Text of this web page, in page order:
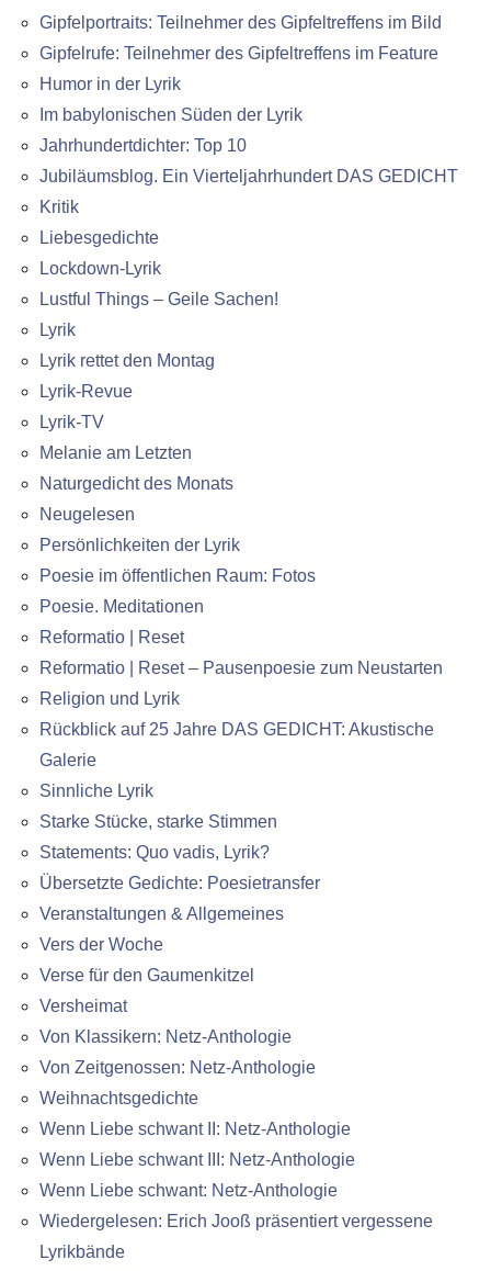
Gipfelportraits: Teilnehmer des Gipfeltreffens im Bild
Gipfelrufe: Teilnehmer des Gipfeltreffens im Feature
Humor in der Lyrik
Im babylonischen Süden der Lyrik
Jahrhundertdichter: Top 10
Jubiläumsblog. Ein Vierteljahrhundert DAS GEDICHT
Kritik
Liebesgedichte
Lockdown-Lyrik
Lustful Things – Geile Sachen!
Lyrik
Lyrik rettet den Montag
Lyrik-Revue
Lyrik-TV
Melanie am Letzten
Naturgedicht des Monats
Neugelesen
Persönlichkeiten der Lyrik
Poesie im öffentlichen Raum: Fotos
Poesie. Meditationen
Reformatio | Reset
Reformatio | Reset – Pausenpoesie zum Neustarten
Religion und Lyrik
Rückblick auf 25 Jahre DAS GEDICHT: Akustische
Galerie
Sinnliche Lyrik
Starke Stücke, starke Stimmen
Statements: Quo vadis, Lyrik?
Übersetzte Gedichte: Poesietransfer
Veranstaltungen & Allgemeines
Vers der Woche
Verse für den Gaumenkitzel
Versheimat
Von Klassikern: Netz-Anthologie
Von Zeitgenossen: Netz-Anthologie
Weihnachtsgedichte
Wenn Liebe schwant II: Netz-Anthologie
Wenn Liebe schwant III: Netz-Anthologie
Wenn Liebe schwant: Netz-Anthologie
Wiedergelesen: Erich Jooß präsentiert vergessene
Lyrikbände